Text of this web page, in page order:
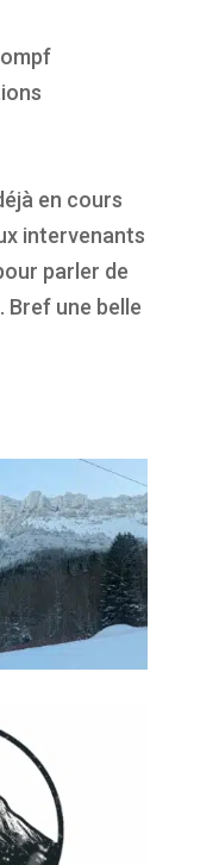
en cours
intervenants
parler de
Bref une belle